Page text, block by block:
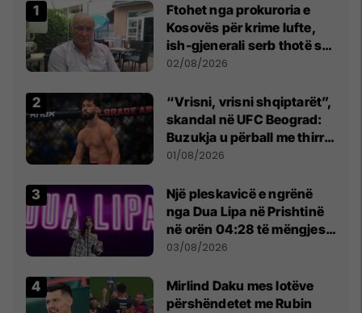
Ftohet nga prokuroria e
Kosovës për krime lufte,
ish-gjenerali serb thotë se
dikush e tradhtoi në
02/08/2026
“Vrisni, vrisni shqiptarët”,
skandal në UFC Beograd:
Buzukja u përball me thirrje
anti-shqiptare nga
01/08/2026
Një pleskavicë e ngrënë
nga Dua Lipa në Prishtinë
në orën 04:28 të mëngjesit
- dhe bota digjitale serbe
03/08/2026
Mirlind Daku mes lotëve
përshëndetet me Rubin